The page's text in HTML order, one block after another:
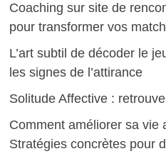
Coaching sur site de
pour transformer vos
L’art subtil de décoder le
les signes de l’attirance
Solitude Affective :
Comment améliorer sa vie
Stratégies concrètes pour